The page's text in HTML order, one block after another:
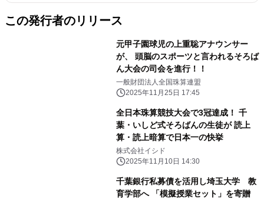
この発行者のリリース
元甲子園球児の上重聡アナウンサー
が、 頭脳のスポーツと言われるそろば
ん大会の司会を進行！！
一般財団法人全国珠算連盟
2025年11月25日 17:45
全日本珠算競技大会で3冠達成！ 千
葉・いしど式そろばんの生徒が 読上
算・読上暗算で日本一の快挙
株式会社イシド
2025年11月10日 14:30
千葉銀行私募債を活用し埼玉大学 教
育学部へ 「模擬授業セット」を寄贈